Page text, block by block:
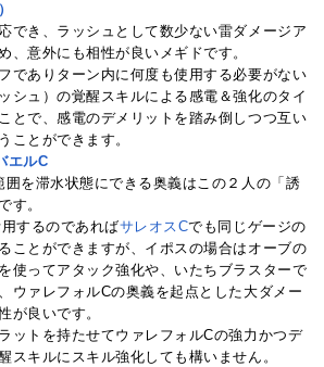
でき、ラッシュとして数少ない雷ダメージア
、意外にも相性が良いメギドです。
でありターン内に何度も使用する必要がない
シュ）の覚醒スキルによる感電＆強化のタイ
とで、感電のデメリットを踏み倒しつつ互い
ことができます。
エルC
囲を滞水状態にできる奥義はこの２人の「誘
す。
するのであればサレオスCでも同じゲージの
ことができますが、イポスの場合はオーブの
使ってアタック強化や、いたちブラスターで
ウァレフォルCの奥義を起点とした大ダメー
が良いです。
ットを持たせてウァレフォルCの強力かつデ
スキルにスキル強化しても構いません。